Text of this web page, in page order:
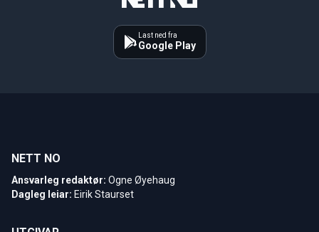
Last ned fra
Google Play
NETT NO
Ansvarleg redaktør: Ogne Øyehaug
Dagleg leiar: Eirik Staurset